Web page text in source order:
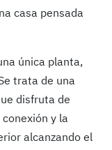
casa pensada
única planta,
trata de una
disfruta de
y la
alcanzando el